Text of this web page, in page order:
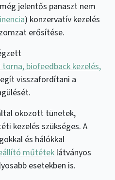
jelentős panaszt nem
) konzervatív kezelés
erősítése.
biofeedback kezelés,
visszafordítani a
okozott tünetek,
kezelés szükséges. A
és hálókkal
műtéteklátványos
esetekben is.